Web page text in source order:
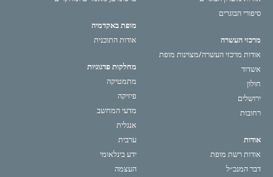
סיפורי הבוגרים
מופת באקדמיה
אודות התוכנית
מרכזי העשרה
אודות מרכזי העשרה/מצוינות מופת
אשדוד
חולון
ירושלים
רחובות
מחלקות פדגוגיות
מתמטיקה
פיזיקה
מדעי המחשב
אנגלית
ערבית
ידע בינלאומי
העצמה
אודות
אודות רשת מופת
דבר המנכ״ל